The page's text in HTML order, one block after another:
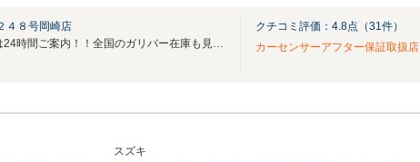
４８号岡崎店
無料電話は24時間ご案内！！全国のガリバー在庫も見たい方は一括照会が可能です！
クチコミ評価： 4.8点（31件）
カーセンサーアフター保証取扱店
スズキ